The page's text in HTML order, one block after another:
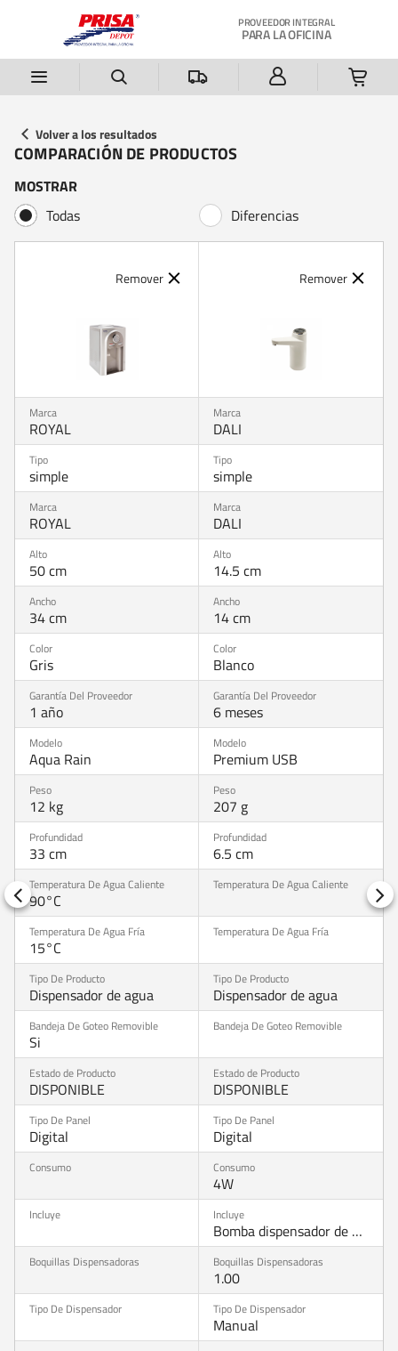
PROVEEDOR INTEGRAL
PARA LA OFICINA
Volver a los resultados
COMPARACIÓN DE PRODUCTOS
MOSTRAR
Todas
Diferencias
Remover
ROYAL
simple
ROYAL
50 cm
34 cm
Gris
1 año
Aqua Rain
12 kg
33 cm
90°C
15°C
Dispensador de agua
Si
DISPONIBLE
Digital
Remover
DALI
simple
DALI
14.5 cm
14 cm
Blanco
6 meses
Premium USB
207 g
6.5 cm
Dispensador de agua
DISPONIBLE
Digital
4W
Bomba dispensador de agua y manguera de silicona, cable de carga micro USB
1.00
Manual